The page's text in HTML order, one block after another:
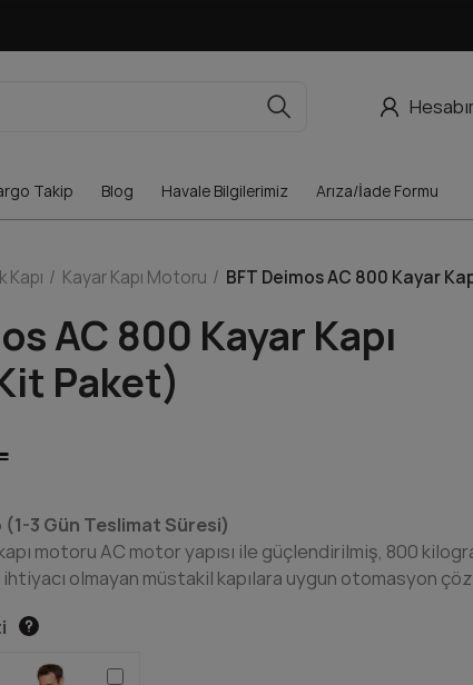
Takip Blog Havale Bilgilerimiz Arıza/İade Formu
Kayar Kapı Motoru BFT Deimos AC 800 Kayar
AC 800 Kayar Kapı
Paket)
(1-3 Gün Teslimat Süresi)
motoru AC motor yapısı ile güçlendirilmiş, 800
ihtiyacı olmayan müstakil kapılara uygun otomasyon